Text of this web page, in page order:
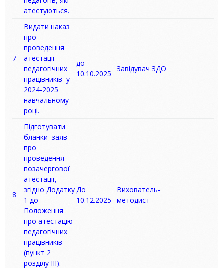
атестуються.
7
Видати наказ
про
проведення
атестації
педагогічних
працівників у
2024-2025
навчальному
році.
до
10.10.2025
Завідувач ЗДО
8
Підготувати
бланки заяв
про
проведення
позачергової
атестації,
згідно Додатку
1 до
Положення
про атестацію
педагогічних
працівників
(пункт 2
розділу ІІІ).
До
10.12.2025
Вихователь-
методист